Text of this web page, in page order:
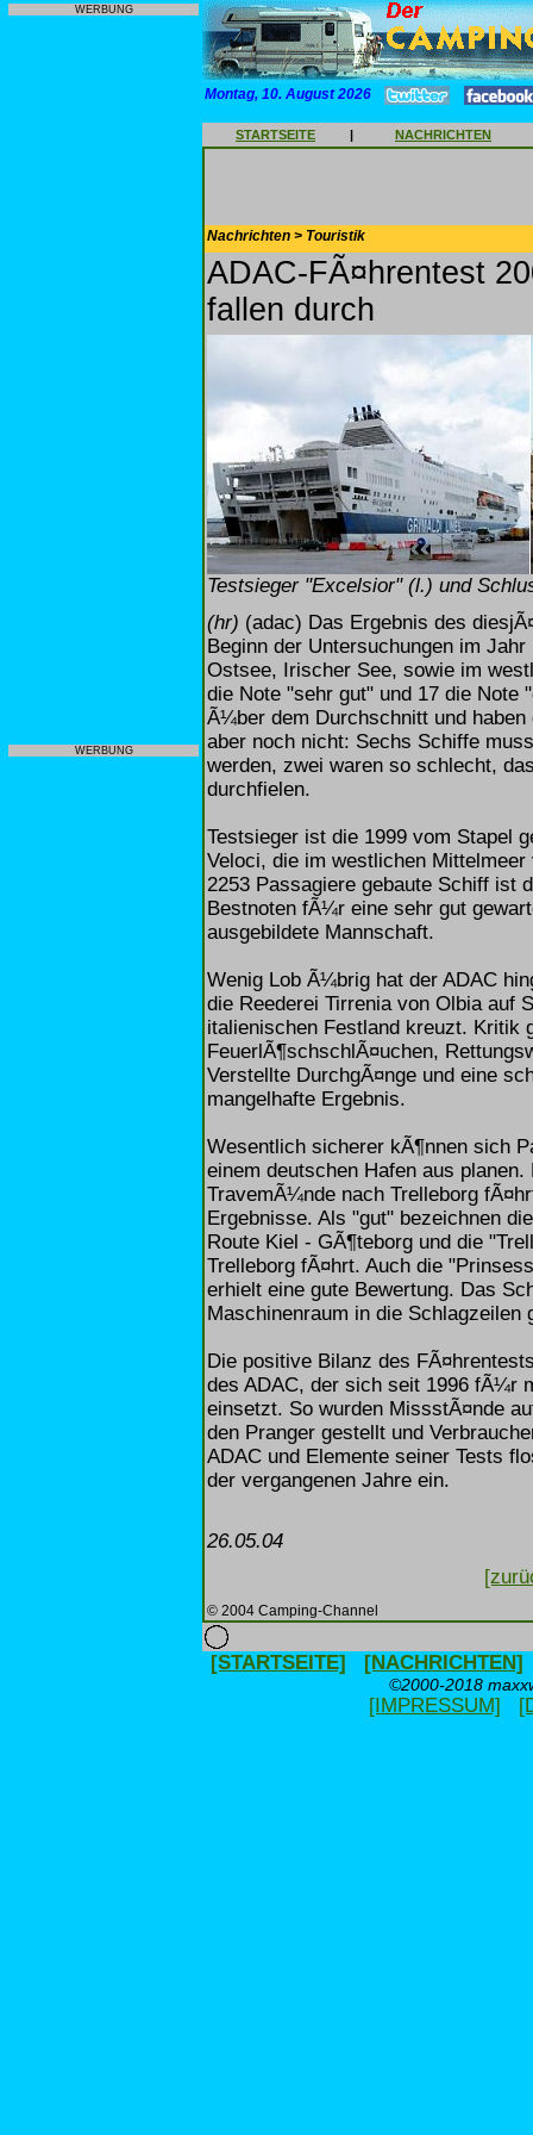
WERBUNG
WERBUNG
Montag, 10. August 2026
STARTSEITE | NACHRICHTEN
Nachrichten > Touristik
ADAC-FÃ¤hrentest
fallen durch
Testsieger "Excelsior" (l.) und
(hr) (adac) Das Ergebnis des
Beginn der Untersuchungen im
Ostsee, Irischer See, sowie im
die Note "sehr gut" und 17 die Note
Ã¼ber dem Durchschnitt und
aber noch nicht: Sechs Schiffe
werden, zwei waren so schlecht,
durchfielen.
Testsieger ist die 1999 vom Stapel
Veloci, die im westlichen
2253 Passagiere gebaute Schiff ist
Bestnoten fÃ¼r eine sehr gut
ausgebildete Mannschaft.
Wenig Lob Ã¼brig hat der ADAC
die Reederei Tirrenia von Olbia auf
italienischen Festland kreuzt. Kritik
FeuerlÃ¶schschlÃ¤uchen,
Verstellte DurchgÃ¤nge und eine
mangelhafte Ergebnis.
Wesentlich sicherer kÃ¶nnen sich
einem deutschen Hafen aus
TravemÃ¼nde nach Trelleborg
Ergebnisse. Als "gut" bezeichnen
Route Kiel - GÃ¶teborg und die
Trelleborg fÃ¤hrt. Auch die
erhielt eine gute Bewertung. Das
Maschinenraum in die Schlagzeilen
Die positive Bilanz des
des ADAC, der sich seit 1996 fÃ¼r
einsetzt. So wurden MissstÃ¤nde
den Pranger gestellt und
ADAC und Elemente seiner Tests
der vergangenen Jahre ein.
26.05.04
© 2004 Camping-Channel
[STARTSEITE] [NACHRICHTEN]
©2000-2018
[IMPRESSUM]